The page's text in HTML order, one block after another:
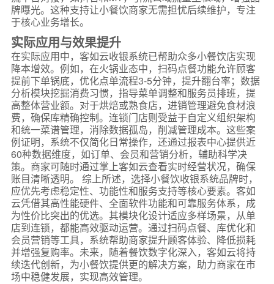
牌曝光。这种支持让小餐饮商家无需担忧后续维护，专注
于核心业务增长。
实际应用与效果提升
在实际应用中，客如云收银系统已帮助众多小餐饮店实现
降本增效。例如，在火锅业态中，扫码点餐功能允许顾客
提前下单锅底，优化点单流程3-5分钟，提升翻台率；数据
分析模块挖掘消费习惯，指导菜单调整和服务员排班，提
高整体营业额。对于烘焙或熟食店，进销管理避免食材浪
费，确保库精确控制。连锁门店则受益于自定义组织架构
和统一菜谱管理，消除数据孤岛，削减管理成本。这些案
例证明，系统不仅简化日常操作，还通过报表中心提供近
60种数据维度，如订单、会员和营销分析，辅助科学决
策。商家可随时通过掌上客如云查看实时经营状况，确保
账目清晰透明。 综上所述，选择小餐饮收银系统品牌时，
应优先考虑稳定性、功能性和服务支持等核心要素。客如
云凭借其高性能硬件、全面软件功能和可靠服务体系，成
为性价比突出的优选。其模块化设计适应多样场景，从单
店到连锁，都能高效驱动运营。通过扫码点餐、库优化和
会员营销等工具，系统帮助商家提升顾客体验、降低损耗
并增强复购率。未来，随着餐饮数字化深入，客如云将持
续迭代创新，为小餐饮提供更的解决方案，助力商家在市
场中稳健发展，实现高效管理。